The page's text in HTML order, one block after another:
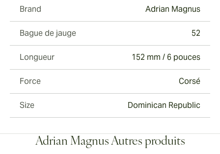
Brand Adrian Magnus
Bague de jauge 52
Longueur 152 mm / 6 pouces
Force Corsé
Size Dominican Republic
Adrian Magnus Autres produits